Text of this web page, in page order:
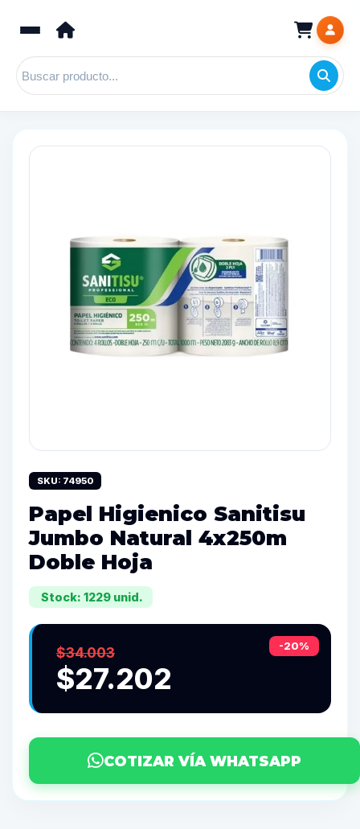
SKU: 74950
Papel Higienico Sanitisu
Jumbo Natural 4x250m
Doble Hoja
Stock: 1229 unid.
-20%
$34.003
$27.202
COTIZAR VÍA WHATSAPP